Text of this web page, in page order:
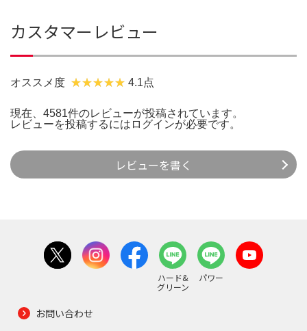
カスタマーレビュー
オススメ度 4.1点
現在、4581件のレビューが投稿されています。
レビューを投稿するには ログインが必要です。
レビューを書く
ハード&
グリーン
パワー
お問い合わせ